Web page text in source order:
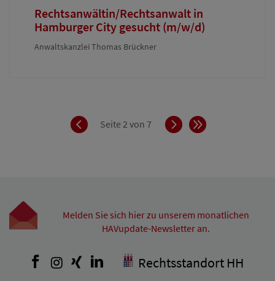
Rechtsanwältin/Rechtsanwalt in
Hamburger City gesucht (m/w/d)
Anwaltskanzlei Thomas Brückner
ZurückSeite 2 von 7 VorwärtsEnde
Melden Sie sich hier zu unserem monatlichen
HAVupdate-Newsletter an.
Facebook
Instagram
XingLinkedInRechtsstandort HH